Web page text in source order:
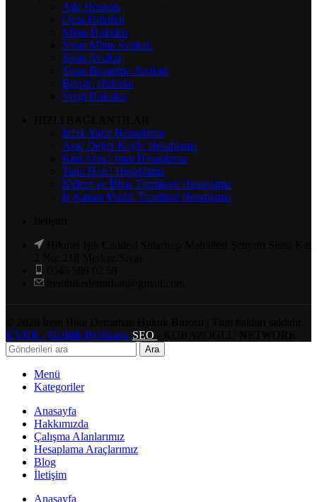
Aile Hukuku
Ceza Hukuku
Miras Hukuku
Sivas Miras Avukatı
Sivas Avukat
Sivas Boşanma Avukatı
Bilişim Hukuku
Vergi Hukuku
İnfaz-Yatar Hesaplama
Araç Değer Kaybı Hesaplama
Kira Artış Oranı Hesaplama
Tapu Harcı Hesaplama
Kıdem ve İhbar Tazminatı Hesaplama
İş Kazası Maddi Tazminat Hesaplama
KVKK - Gizlilik Politikası- SEO
Ara
Menü
Kategoriler
Anasayfa
Hakkımızda
Çalışma Alanlarımız
Hesaplama Araçlarımız
Blog
İletişim
Anasayfa